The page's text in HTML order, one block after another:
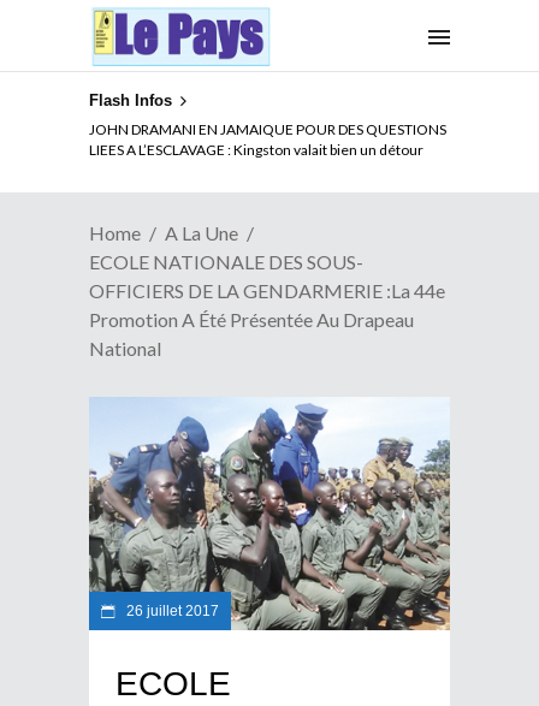
Flash Infos
JOHN DRAMANI EN JAMAIQUE POUR DES QUESTIONS
LIEES A L’ESCLAVAGE : Kingston valait bien un détour
ELECTION DE TALON A LA TETE DU SENAT BENINOIS :
Quand Patrice quitte le pouvoir sans partir !
Home
A La Une
ECOLE NATIONALE DES SOUS-
OFFICIERS DE LA GENDARMERIE :La 44e
Promotion A Été Présentée Au Drapeau
National
26 juillet 2017
ECOLE